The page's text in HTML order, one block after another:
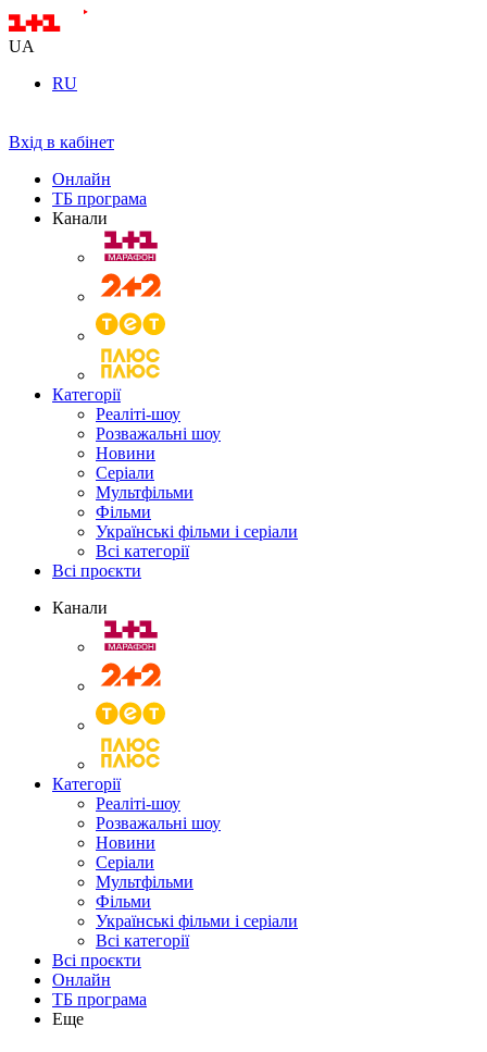
UA
RU
Вхід в кабінет
Онлайн
ТБ програма
Канали
Категорії
Реаліті-шоу
Розважальні шоу
Новини
Серіали
Мультфільми
Фільми
Українські фільми і серіали
Всі категорії
Всі проєкти
Канали
Категорії
Реаліті-шоу
Розважальні шоу
Новини
Серіали
Мультфільми
Фільми
Українські фільми і серіали
Всі категорії
Всі проєкти
Онлайн
ТБ програма
Еще